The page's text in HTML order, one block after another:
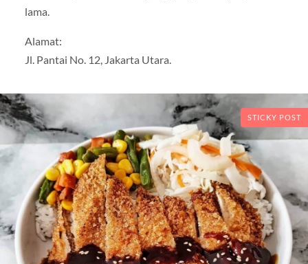
lama.
Alamat:
Jl. Pantai No. 12, Jakarta Utara.
STICKY POST